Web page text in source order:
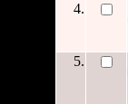
4.
5.